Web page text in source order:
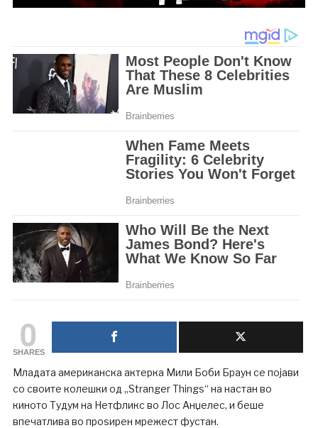
0
SHARES
Младата американска актерка Мили Боби Браун се појави
со своите колешки од „Stranger Things“ на настан во
киното Тудум на Нетфликс во Лос Анџелес, и беше
впечатлива во проѕирен мрежест фустан.